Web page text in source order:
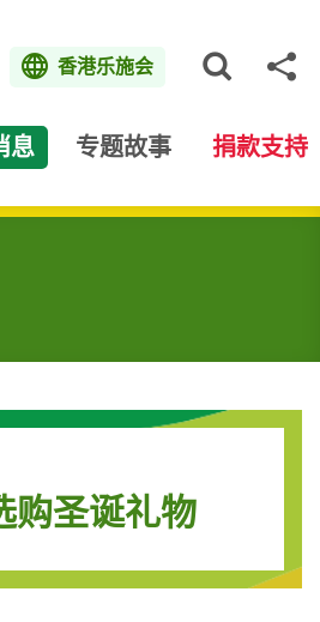
香港乐施会
息 专题故事 捐款支持
购圣诞礼物